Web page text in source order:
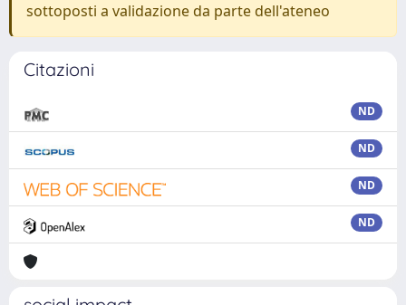
sottoposti a validazione da parte dell'ateneo
Citazioni
ND
ND
ND
ND